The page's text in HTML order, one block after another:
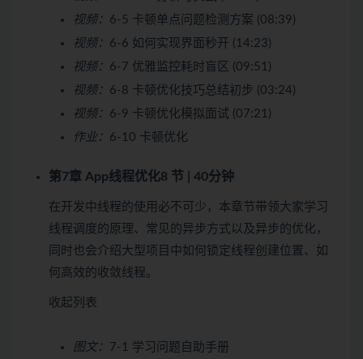
视频： 6-5 卡顿单点问题检测方案 (08:39)
视频： 6-6 如何实现界面秒开 (14:23)
视频： 6-7 优雅监控耗时盲区 (09:51)
视频： 6-8 卡顿优化技巧总结初步 (03:24)
视频： 6-9 卡顿优化模拟面试 (07:21)
作业： 6-10 卡顿优化
第7章 App线程优化8 节 | 40分钟
在开发中线程的使用必不可少，本章节带领大家学习
线程调度的原理、常见的异步方式以及异步的优化，
同时也会介绍大型项目中如何锁定线程创建位置、如
何高效的收敛线程。
收起列表
图文：
7-1 学习问题自助手册